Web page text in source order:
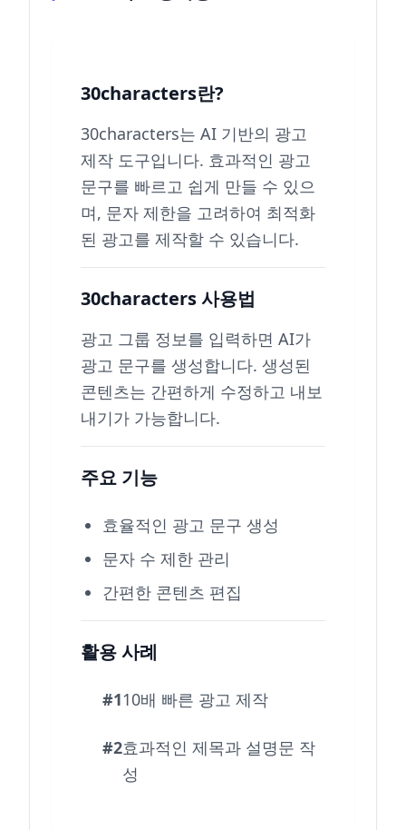
30characters란?
30characters는 AI 기반의 광고
제작 도구입니다. 효과적인 광고
문구를 빠르고 쉽게 만들 수 있으
며, 문자 제한을 고려하여 최적화
된 광고를 제작할 수 있습니다.
30characters 사용법
광고 그룹 정보를 입력하면 AI가
광고 문구를 생성합니다. 생성된
콘텐츠는 간편하게 수정하고 내보
내기가 가능합니다.
주요 기능
효율적인 광고 문구 생성
문자 수 제한 관리
간편한 콘텐츠 편집
활용 사례
#110배 빠른 광고 제작
#2효과적인 제목과 설명문 작
성